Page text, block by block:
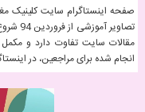
صفحه اینستاگرام سایت کلینیک
مقالات سایت تفاوت دارد و
انجام شده برای مراجعین، در